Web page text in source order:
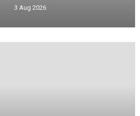
3 Aug 2026